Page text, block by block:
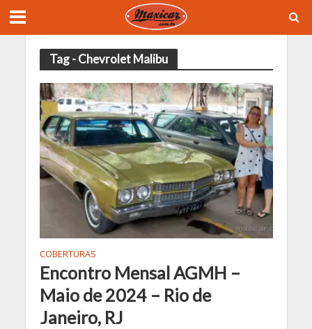
Tag - Chevrolet Malibu
COBERTURAS
Encontro Mensal AGMH –
Maio de 2024 – Rio de
Janeiro, RJ